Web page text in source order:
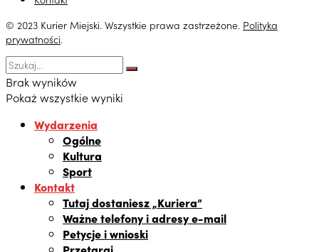
© 2023 Kurier Miejski. Wszystkie prawa zastrzeżone. Polityka
prywatności.
Brak wyników
Pokaż wszystkie wyniki
Wydarzenia
Ogólne
Kultura
Sport
Kontakt
Tutaj dostaniesz „Kuriera”
Ważne telefony i adresy e-mail
Petycje i wnioski
Przetargi